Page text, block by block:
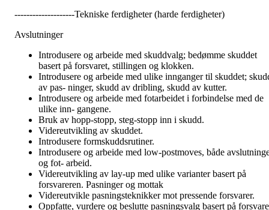
--------------------Tekniske ferdigheter (harde ferdigheter)
Avslutninger
Introdusere og arbeide med skuddvalg; bedømme skuddet
basert på forsvaret, stillingen og klokken.
Introdusere og arbeide med ulike innganger til skuddet;
av pas- ninger, skudd av dribling, skudd av kutter.
Introdusere og arbeide med fotarbeidet i forbindelse med de
ulike inn- gangene.
Bruk av hopp-stopp, steg-stopp inn i skudd.
Videreutvikling av skuddet.
Introdusere formskuddsrutiner.
Introdusere og arbeide med low-postmoves, både
og fot- arbeid.
Videreutvikling av lay-up med ulike varianter basert på
forsvareren. Pasninger og mottak
Videreutvikle pasningsteknikker mot pressende forsvarer.
Oppfatte, vurdere og beslutte pasningsvalg basert på